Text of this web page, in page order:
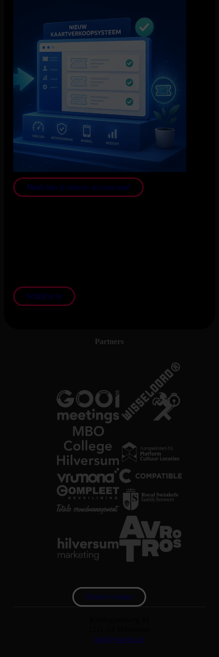
Wij hebben per 1 juni een nieuw kaartverkoopsysteem!
Wij werken vanaf nu samen met Ticketworks.
Heb je eerder tickets gekocht via ons vorige ticketsysteem,
Stager? Dan zijn deze automatisch overgezet. Om je tickets te
bekijken en te downloaden, maak je hieronder een account
aan met hetzelfde e-mailadres waarmee je je bestelling hebt
geplaatst.
Zijn je gegevens al bij ons bekend? Dan hoef je alleen nog
een wachtwoord in te stellen. Je ontvangt hiervoor een e-mail
met een activatielink.
Maak hier je nieuwe account aan!
Schrijf je in
Partners
Partner worden
info@vorstin.nl